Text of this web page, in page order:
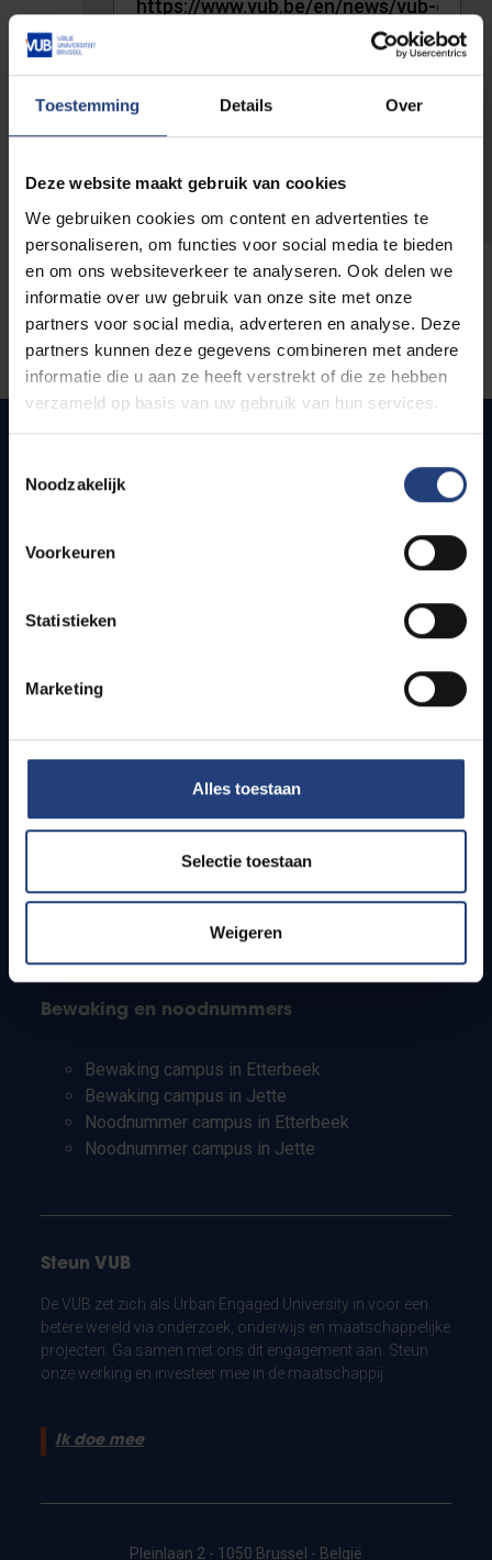
Toestemming Details Over
Deze website maakt gebruik van cookies
We gebruiken cookies om content en advertenties te
personaliseren, om functies voor social media te bieden
en om ons websiteverkeer te analyseren. Ook delen we
informatie over uw gebruik van onze site met onze
partners voor social media, adverteren en analyse. Deze
partners kunnen deze gegevens combineren met andere
informatie die u aan ze heeft verstrekt of die ze hebben
verzameld op basis van uw gebruik van hun services.
Noodzakelijk
Voorkeuren
Statistieken
Marketing
Alles toestaan
Selectie toestaan
Weigeren
De volledige URL van de pagina waar je de fout zag.
Snel naar
Bereikbaarheid
Studenten
PhD-studenten
Leerkrachten en secundaire scholen
Bewaking en noodnummers
Bewaking campus in Etterbeek
Bewaking campus in Jette
Noodnummer campus in Etterbeek
Noodnummer campus in Jette
Steun VUB
De VUB zet zich als Urban Engaged University in voor een
betere wereld via onderzoek, onderwijs en maatschappelijke
projecten. Ga samen met ons dit engagement aan. Steun
onze werking en investeer mee in de maatschappij.
Ik doe mee
Pleinlaan 2 - 1050 Brussel - België